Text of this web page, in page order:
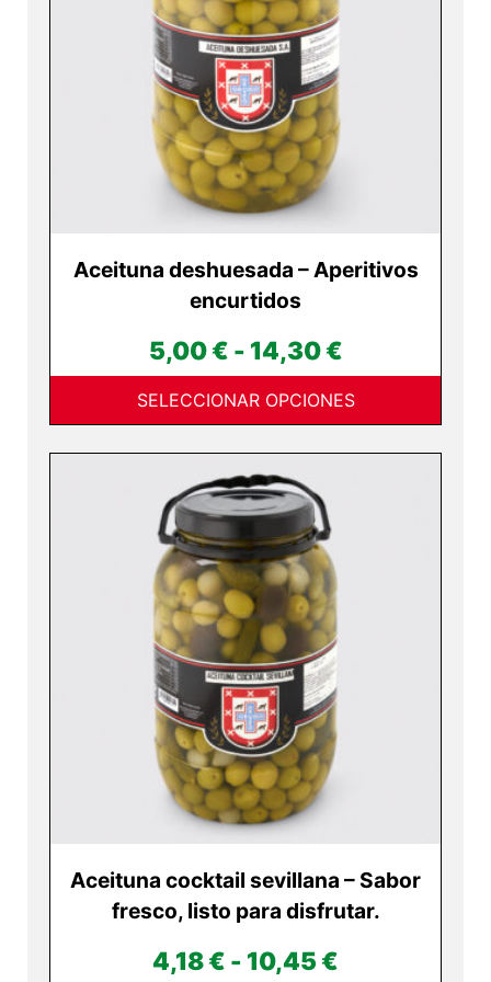
Aceituna deshuesada – Aperitivos
encurtidos
5,00€ - 14,30€Rango
de
precios:
desde
SELECCIONAR OPCIONES
opciones
se
pueden
elegir
en
la
página
de
producto
Aceituna cocktail sevillana – Sabor
fresco, listo para disfrutar.
4,18€ - 10,45€
producto
tiene
múltiples
variantes.
Las
opciones
se
pueden
elegir
en
la
página
de
producto